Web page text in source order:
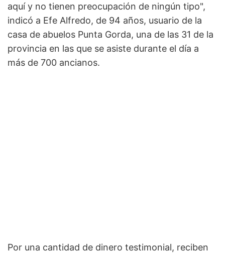
aquí y no tienen preocupación de ningún tipo",
indicó a Efe Alfredo, de 94 años, usuario de la
casa de abuelos Punta Gorda, una de las 31 de la
provincia en las que se asiste durante el día a
más de 700 ancianos.
Por una cantidad de dinero testimonial, reciben